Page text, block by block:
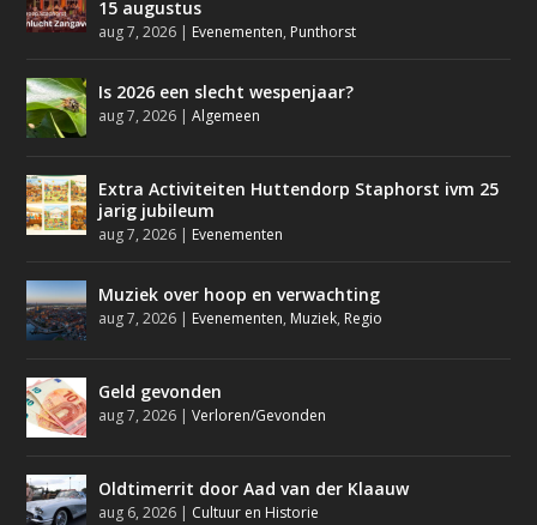
15 augustus
aug 7, 2026 | Evenementen, Punthorst
Is 2026 een slecht wespenjaar?
aug 7, 2026 |Algemeen
Extra Activiteiten Huttendorp Staphorst ivm 25
jarig jubileum
aug 7, 2026 | Evenementen
Muziek over hoop en verwachting
aug 7, 2026 | Evenementen, Muziek, Regio
Geld gevonden
aug 7, 2026 |Verloren/Gevonden
Oldtimerrit door Aad van der Klaauw
aug 6, 2026 | Cultuur en Historie